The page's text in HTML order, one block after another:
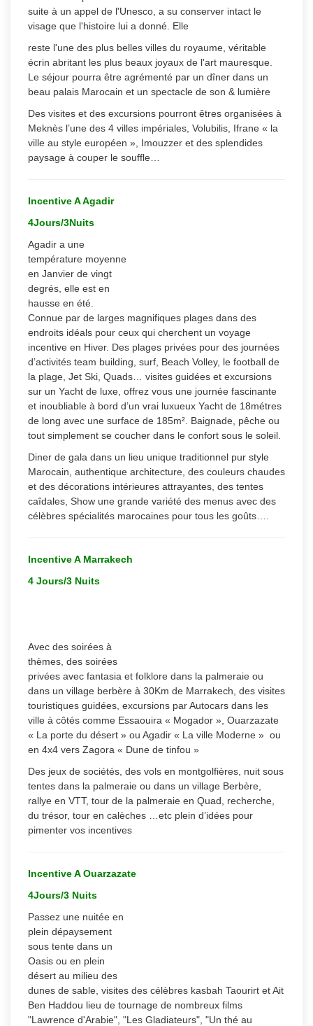
suite à un appel de l'Unesco, a su conserver intact le
visage que l'histoire lui a donné. Elle
reste l'une des plus belles villes du royaume, véritable
écrin abritant les plus beaux joyaux de l'art mauresque.
Le séjour pourra être agrémenté par un dîner dans un
beau palais Marocain et un spectacle de son & lumière
Des visites et des excursions pourront êtres organisées à
Meknès l’une des 4 villes impériales, Volubilis, Ifrane « la
ville au style européen », Imouzzer et des splendides
paysage à couper le souffle…
Incentive A Agadir
4Jours/3Nuits
Agadir a une
température moyenne
en Janvier de vingt
degrés, elle est en
hausse en été.
Connue par de larges magnifiques plages dans des
endroits idéals pour ceux qui cherchent un voyage
incentive en Hiver. Des plages privées pour des journées
d’activités team building, surf, Beach Volley, le football de
la plage, Jet Ski, Quads… visites guidées et excursions
sur un Yacht de luxe, offrez vous une journée fascinante
et inoubliable à bord d’un vrai luxueux Yacht de 18métres
de long avec une surface de 185m². Baignade, pêche ou
tout simplement se coucher dans le confort sous le soleil.
Diner de gala dans un lieu unique traditionnel pur style
Marocain, authentique architecture, des couleurs chaudes
et des décorations intérieures attrayantes, des tentes
caîdales, Show une grande variété des menus avec des
célèbres spécialités marocaines pour tous les goûts….
Incentive A Marrakech
4 Jours/3 Nuits
Avec des soirées à
thèmes, des soirées
privées avec fantasia et folklore dans la palmeraie ou
dans un village berbère à 30Km de Marrakech, des visites
touristiques guidées, excursions par Autocars dans les
ville à côtés comme Essaouira « Mogador », Ouarzazate
« La porte du désert » ou Agadir « La ville Moderne » ou
en 4x4 vers Zagora « Dune de tinfou »
Des jeux de sociétés, des vols en montgolfières, nuit sous
tentes dans la palmeraie ou dans un village Berbère,
rallye en VTT, tour de la palmeraie en Quad, recherche,
du trésor, tour en calèches …etc plein d’idées pour
pimenter vos incentives
Incentive A Ouarzazate
4Jours/3 Nuits
Passez une nuitée en
plein dépaysement
sous tente dans un
Oasis ou en plein
désert au milieu des
dunes de sable, visites des célèbres kasbah Taourirt et Ait
Ben Haddou lieu de tournage de nombreux films
"Lawrence d'Arabie", "Les Gladiateurs", "Un thé au